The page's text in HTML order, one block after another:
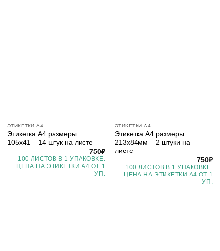
ЭТИКЕТКИ А4
Этикетка А4 размеры
105х41 – 14 штук на листе
750₽
100 ЛИСТОВ В 1 УПАКОВКЕ.
ЦЕНА НА ЭТИКЕТКИ А4 ОТ 1
УП.
ЭТИКЕТКИ А4
Этикетка А4 размеры
213х84мм – 2 штуки на
листе
750₽
100 ЛИСТОВ В 1 УПАКОВКЕ.
ЦЕНА НА ЭТИКЕТКИ А4 ОТ 1
УП.